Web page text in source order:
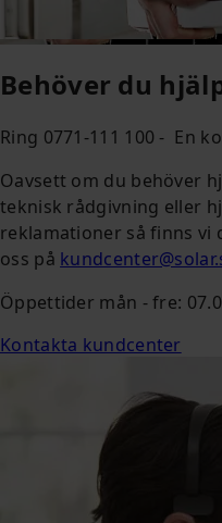
Behöver du
Ring 0771-111 100 - En
Oavsett om du behöver
teknisk rådgivning eller
reklamationer så finns vi
oss på
Öppettider mån - fre:
Kontakta kundcenter